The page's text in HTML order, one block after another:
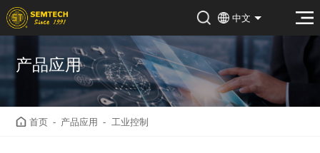
中文
产品应用
首页 - 产品应用 - 工业控制